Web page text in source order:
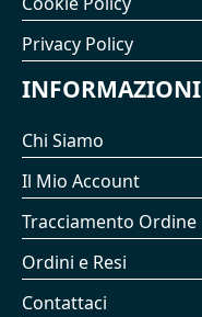
Privacy Policy
INFORMAZIONI
Chi Siamo
Il Mio Account
Tracciamento Ordine
Ordini e Resi
Contattaci